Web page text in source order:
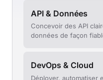
API & Données
Concevoir des API
données de façon
DevOps & Cloud
Déployer, automatiser